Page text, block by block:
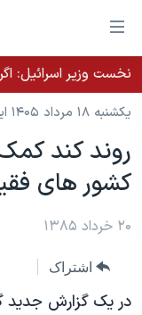
لینکهای
قابل
دسترسی
جهش
محتوای
اصلی
به
اصلی
جهش
خانه
نسخه سبک
موضوع ها
ایران
آمریکا
برنامه های
جدول برنامه ها
صفحه‌های ویژه
فرکانس‌های صدای
یکشنبه ۱۸ مرداد ۱۴۰۵ ایران ۱۷:۱۱
روند کند
کشور های
۲۰ خرداد ۱۳۸۵
اشتراک
در يک گزارش جديد